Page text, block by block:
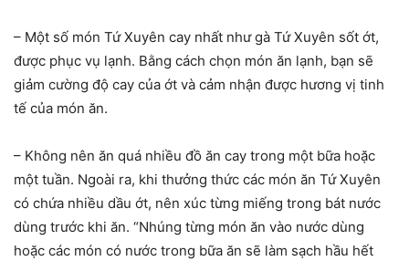
– Một số món Tứ Xuyên cay nhất như gà Tứ Xuyên sốt ớt,
được phục vụ lạnh. Bằng cách chọn món ăn lạnh, bạn sẽ
giảm cường độ cay của ớt và cảm nhận được hương vị tinh
tế của món ăn.
– Không nên ăn quá nhiều đồ ăn cay trong một bữa hoặc
một tuần. Ngoài ra, khi thưởng thức các món ăn Tứ Xuyên
có chứa nhiều dầu ớt, nên xúc từng miếng trong bát nước
dùng trước khi ăn. “Nhúng từng món ăn vào nước dùng
hoặc các món có nước trong bữa ăn sẽ làm sạch hầu hết